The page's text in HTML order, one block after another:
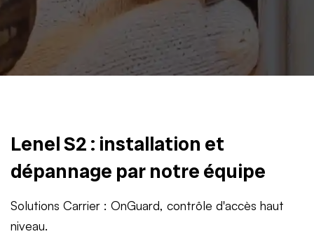
Lenel S2 : installation et
dépannage par notre équipe
Solutions Carrier : OnGuard, contrôle d'accès haut
niveau.